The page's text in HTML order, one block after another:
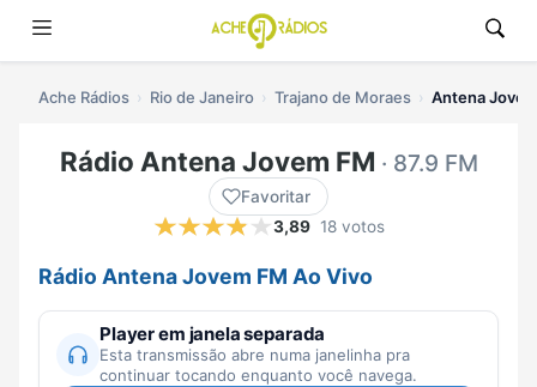
Ache Rádios Rio de Janeiro Trajano de Moraes Antena
Rádio Antena Jovem FM · 87.9 FM
Favoritar
3,89 18 votos
Rádio Antena Jovem FM Ao Vivo
Player em janela separada
Esta transmissão abre numa janelinha pra
continuar tocando enquanto você navega.